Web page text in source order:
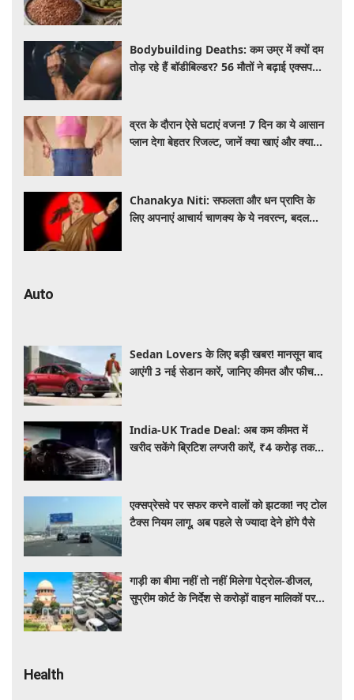
Bodybuilding Deaths: कम उम्र में क्यों दम
तोड़ रहे हैं बॉडीबिल्डर? 56 मौतों ने बढ़ाई एक्सपर्ट्स
व्रत के दौरान ऐसे घटाएं वजन! 7 दिन का ये आसान
प्लान देगा बेहतर रिजल्ट, जानें क्या खाएं और क्या
Chanakya Niti: सफलता और धन प्राप्ति के
लिए अपनाएं आचार्य चाणक्य के ये नवरत्न, बदल
Auto
Sedan Lovers के लिए बड़ी खबर! मानसून बाद
आएंगी 3 नई सेडान कारें, जानिए कीमत और फीचर्स
India-UK Trade Deal: अब कम कीमत में
खरीद सकेंगे ब्रिटिश लग्जरी कारें, ₹4 करोड़ तक
एक्सप्रेसवे पर सफर करने वालों को झटका! नए टोल
टैक्स नियम लागू, अब पहले से ज्यादा देने होंगे पैसे
गाड़ी का बीमा नहीं तो नहीं मिलेगा पेट्रोल-डीजल,
सुप्रीम कोर्ट के निर्देश से करोड़ों वाहन मालिकों पर
Health